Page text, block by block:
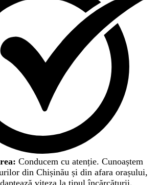
Conducem cu atenție. Cunoaștem
din Chișinău și din afara orașului,
viteza la tipul încărcăturii.